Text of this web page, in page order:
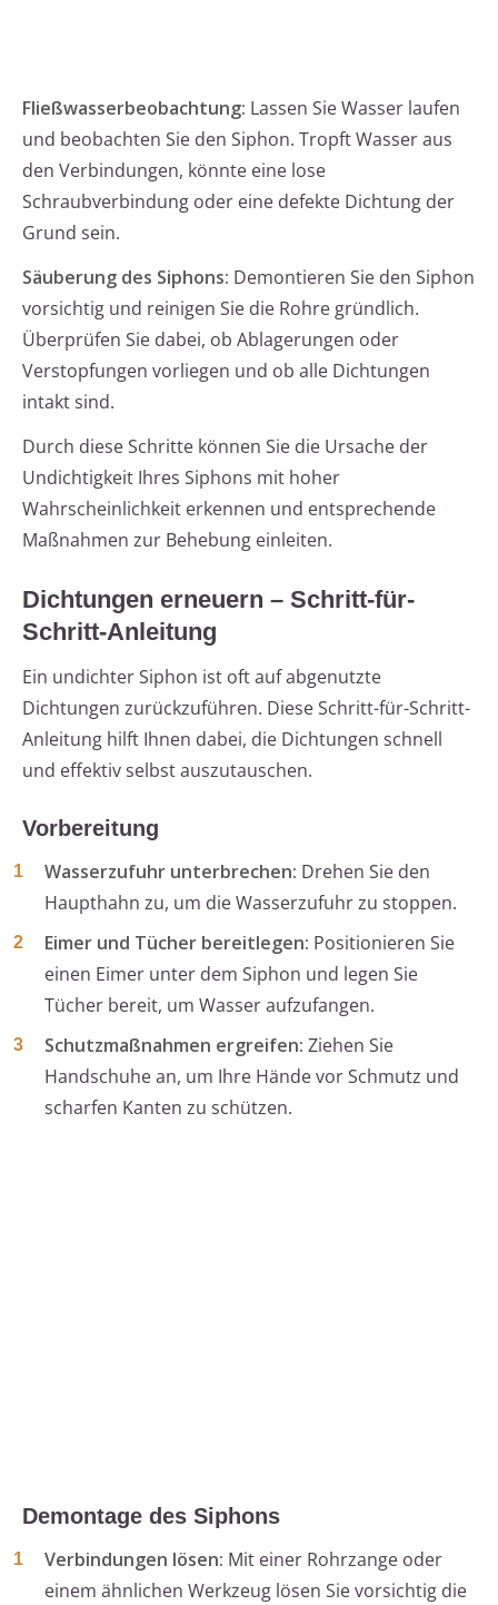
Fließwasserbeobachtung: Lassen Sie Wasser laufen
und beobachten Sie den Siphon. Tropft Wasser aus
den Verbindungen, könnte eine lose
Schraubverbindung oder eine defekte Dichtung der
Grund sein.
Säuberung des Siphons: Demontieren Sie den Siphon
vorsichtig und reinigen Sie die Rohre gründlich.
Überprüfen Sie dabei, ob Ablagerungen oder
Verstopfungen vorliegen und ob alle Dichtungen
intakt sind.
Durch diese Schritte können Sie die Ursache der
Undichtigkeit Ihres Siphons mit hoher
Wahrscheinlichkeit erkennen und entsprechende
Maßnahmen zur Behebung einleiten.
Dichtungen erneuern – Schritt-für-
Schritt-Anleitung
Ein undichter Siphon ist oft auf abgenutzte
Dichtungen zurückzuführen. Diese Schritt-für-Schritt-
Anleitung hilft Ihnen dabei, die Dichtungen schnell
und effektiv selbst auszutauschen.
Vorbereitung
Wasserzufuhr unterbrechen: Drehen Sie den
Haupthahn zu, um die Wasserzufuhr zu stoppen.
Eimer und Tücher bereitlegen: Positionieren Sie
einen Eimer unter dem Siphon und legen Sie
Tücher bereit, um Wasser aufzufangen.
Schutzmaßnahmen ergreifen: Ziehen Sie
Handschuhe an, um Ihre Hände vor Schmutz und
scharfen Kanten zu schützen.
Demontage des Siphons
Verbindungen lösen: Mit einer Rohrzange oder
einem ähnlichen Werkzeug lösen Sie vorsichtig die